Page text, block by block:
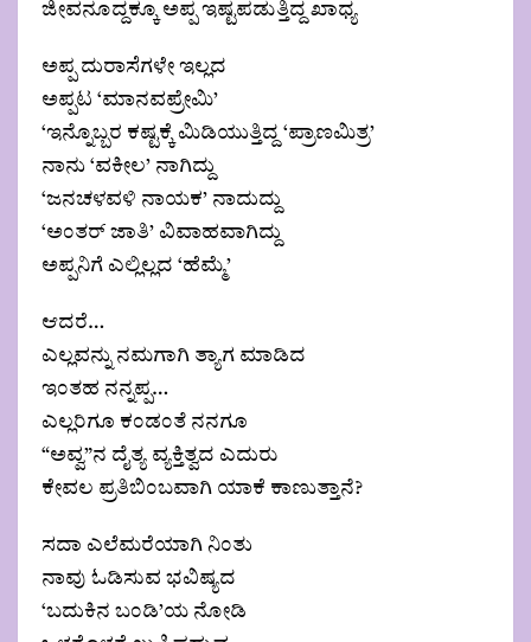
ಜೀವನೂದ್ದಕ್ಕೂ ಅಪ್ಪ ಇಷ್ಟಪಡುತ್ತಿದ್ದ ಖಾಧ್ಯ
ಅಪ್ಪ ದುರಾಸೆಗಳೇ ಇಲ್ಲದ
ಅಪ್ಪಟ ‘ಮಾನವಪ್ರೇಮಿ’
‘ಇನ್ನೊಬ್ಬರ ಕಷ್ಟಕ್ಕೆ‌ ಮಿಡಿಯುತ್ತಿದ್ದ ‘ಪ್ರಾಣಮಿತ್ರ’
ನಾನು ‘ವಕೀಲ’ ನಾಗಿದ್ದು
‘ಜನಚಳವಳಿ ನಾಯಕ’ ನಾದುದ್ದು
‘ಅಂತರ್ ಜಾತಿ’ ವಿವಾಹವಾಗಿದ್ದು
ಅಪ್ಪನಿಗೆ ಎಲ್ಲಿಲ್ಲದ ‘ಹೆಮ್ಮೆ’
ಆದರೆ…
ಎಲ್ಲವನ್ನು ನಮಗಾಗಿ ತ್ಯಾಗ ಮಾಡಿದ
ಇಂತಹ ನನ್ನಪ್ಪ…
ಎಲ್ಲರಿಗೂ ಕಂಡಂತೆ ನನಗೂ
“ಅವ್ವ”ನ ದೈತ್ಯ ವ್ಯಕ್ತಿತ್ವದ ಎದುರು
ಕೇವಲ ಪ್ರತಿಬಿಂಬವಾಗಿ ಯಾಕೆ ಕಾಣುತ್ತಾನೆ?
ಸದಾ ಎಲೆಮರೆಯಾಗಿ ನಿಂತು
ನಾವು ಓಡಿಸುವ ಭವಿಷ್ಯದ
‘ಬದುಕಿನ ಬಂಡಿ’ಯ ನೋಡಿ